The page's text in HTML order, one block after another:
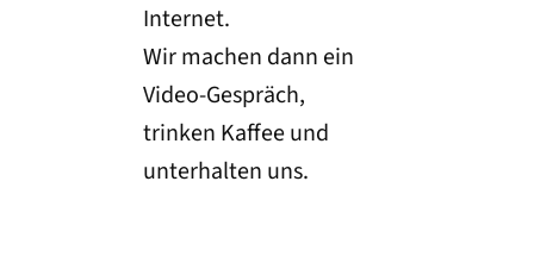
Internet.
Wir machen dann ein
Video-Gespräch,
trinken Kaffee und
unterhalten uns.